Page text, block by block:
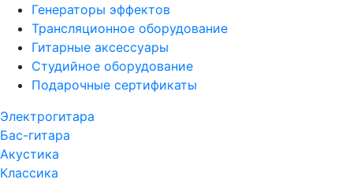
Генераторы эффектов
Трансляционное оборудование
Гитарные аксессуары
Студийное оборудование
Подарочные сертификаты
Электрогитара
Бас-гитара
Акустика
Классика